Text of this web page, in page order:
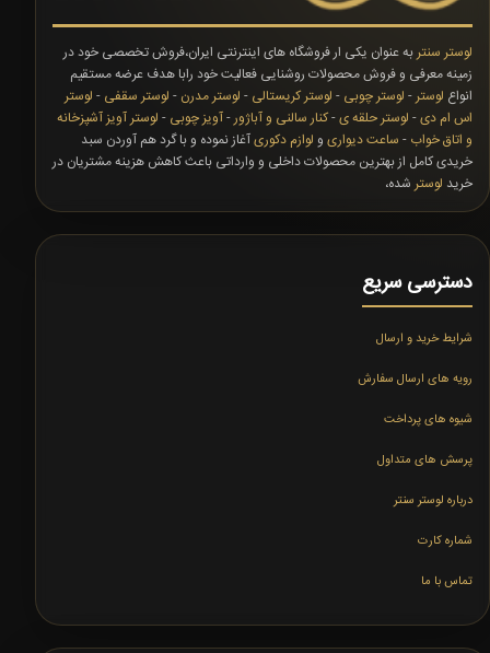
لوستر سنتر به عنوان یکی ار فروشگاه های اینترنتی ایران،فروش تخصصی خود در
زمینه معرفی و فروش محصولات روشنایی فعالیت خود رابا هدف عرضه مستقیم
انواع لوستر - لوستر چوبی - لوستر کریستالی - لوستر مدرن - لوستر سقفی - لوستر
اس ام دی- لوستر حلقه ی-کنار سالنی و آباژور-آویز چوبی - لوستر آویز آشپزخانه
و اتاق خواب - ساعت دیواری و لوازم دکوریآغاز نموده و با گرد هم آوردن سبد
خریدی کامل از بهترین محصولات داخلی و وارداتی باعث کاهش هزینه مشتریان در
خرید لوستر شده،
دسترسی سریع
شرایط خرید و ارسال
رویه های ارسال سفارش
شیوه های پرداخت
پرسش های متداول
درباره لوستر سنتر
شماره کارت
تماس با ما